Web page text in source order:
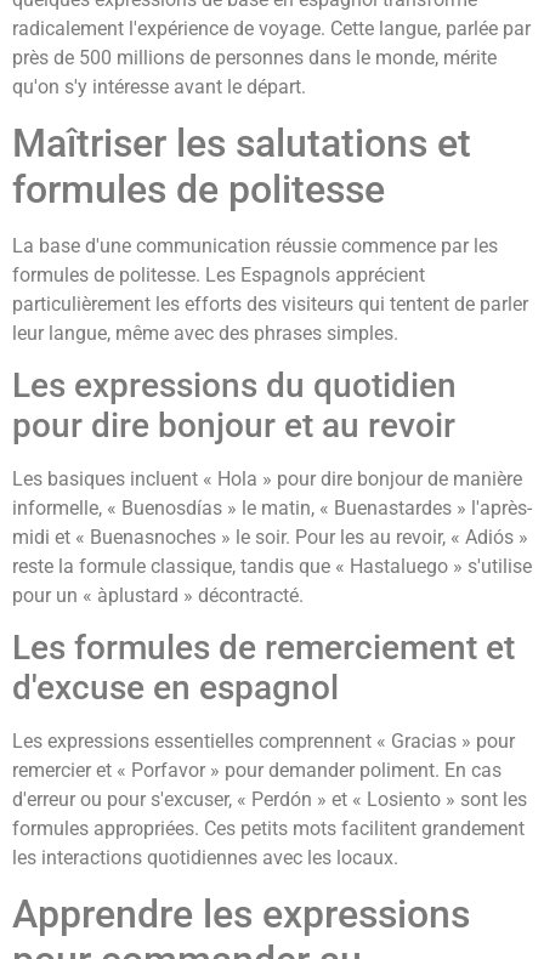
radicalement l'expérience de voyage. Cette langue, parlée par
près de 500 millions de personnes dans le monde, mérite
qu'on s'y intéresse avant le départ.
Maîtriser les salutations et
formules de politesse
La base d'une communication réussie commence par les
formules de politesse. Les Espagnols apprécient
particulièrement les efforts des visiteurs qui tentent de parler
leur langue, même avec des phrases simples.
Les expressions du quotidien
pour dire bonjour et au revoir
Les basiques incluent « Hola » pour dire bonjour de manière
informelle, « Buenosdías » le matin, « Buenastardes » l'après-
midi et « Buenasnoches » le soir. Pour les au revoir, « Adiós »
reste la formule classique, tandis que « Hastaluego » s'utilise
pour un « àplustard » décontracté.
Les formules de remerciement et
d'excuse en espagnol
Les expressions essentielles comprennent « Gracias » pour
remercier et « Porfavor » pour demander poliment. En cas
d'erreur ou pour s'excuser, « Perdón » et « Losiento » sont les
formules appropriées. Ces petits mots facilitent grandement
les interactions quotidiennes avec les locaux.
Apprendre les expressions